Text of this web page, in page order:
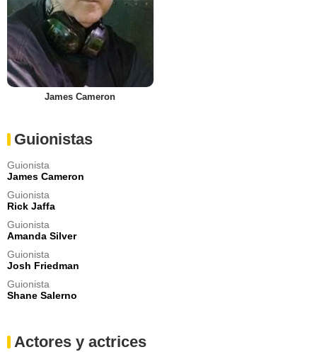
James Cameron
Guionistas
Guionista
James Cameron
Guionista
Rick Jaffa
Guionista
Amanda Silver
Guionista
Josh Friedman
Guionista
Shane Salerno
Actores y actrices